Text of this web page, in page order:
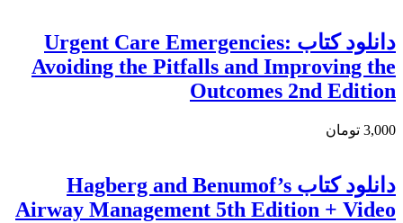
دانلود کتاب Urgent Care Emergencies:
Avoiding the Pitfalls and Improving the
Outcomes 2nd Edition
3,000 تومان
دانلود كتاب Hagberg and Benumof’s
Airway Management 5th Edition + Video